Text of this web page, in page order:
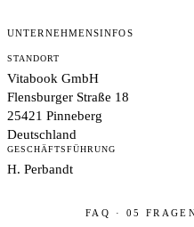
UNTERNEHMENSINFOS
STANDORT
Vitabook GmbH
Flensburger Straße 18
25421 Pinneberg
Deutschland
GESCHÄFTSFÜHRUNG
H. Perbandt
FAQ · 05